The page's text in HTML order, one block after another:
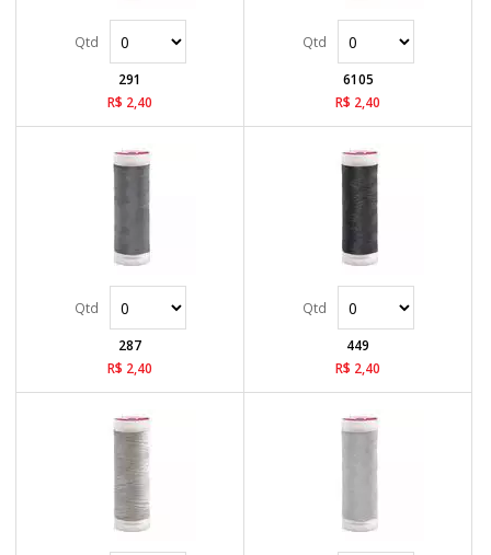
291
R$ 2,40
6105
R$ 2,40
287
R$ 2,40
449
R$ 2,40